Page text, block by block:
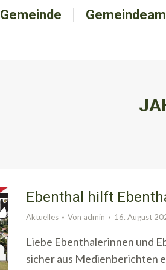
Gemeinde
Ebenthal hilft
Aktuelles Von admin 16. August
Liebe Ebenthalerinnen und
sicher aus Medienberichten
Gemeinde